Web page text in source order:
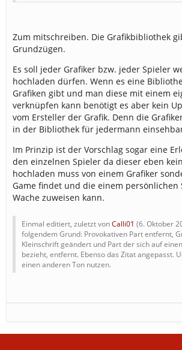
Zum mitschreiben. Die Grafikbibliothek
Grundzügen.
Es soll jeder Grafiker bzw. jeder Spieler
hochladen dürfen. Wenn es eine
Grafiken gibt und man diese mit einem
verknüpfen kann benötigt es aber kein
vom Ersteller der Grafik. Denn die
in der Bibliothek für jedermann
Im Prinzip ist der Vorschlag sogar eine
den einzelnen Spieler da dieser eben
hochladen muss von einem Grafiker
Game findet und die einem persönlichen
Wache zuweisen kann.
Einmal editiert, zuletzt vonCalli01 (6. Oktober
folgendem Grund: Provokativen Part entfernt,
Kleinschrift geändert und Part der sich auf
bezieht, entfernt. Ebenso das Zitat angepasst.
einen anderen Ton nutzen.